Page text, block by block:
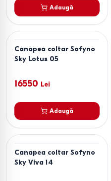
Adaugă
Canapea coltar Sofyno
Sky Lotus 05
16550 Lei
Adaugă
Canapea coltar Sofyno
Sky Viva 14